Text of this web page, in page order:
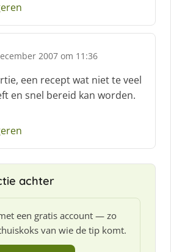
2007 om 11:36
een recept wat niet te veel
en snel bereid kan worden.
achter
een gratis account — zo
van wie de tip komt.